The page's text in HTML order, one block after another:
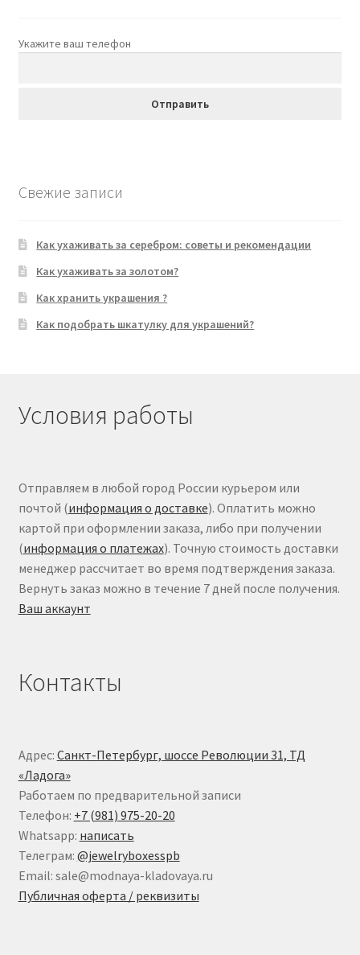
Укажите ваш телефон
Свежие записи
Как ухаживать за серебром: советы и рекомендации
Как ухаживать за золотом?
Как хранить украшения ?
Как подобрать шкатулку для украшений?
Условия работы
Отправляем в любой город России курьером или
почтой (информация о доставке). Оплатить можно
картой при оформлении заказа, либо при получении
(информация о платежах). Точную стоимость доставки
менеджер рассчитает во время подтверждения заказа.
Вернуть заказ можно в течение 7 дней после получения.
Ваш аккаунт
Контакты
Адрес: Санкт-Петербург, шоссе Революции 31, ТД
«Ладога»
Работаем по предварительной записи
Телефон: +7 (981) 975-20-20
Whatsapp: написать
Телеграм: @jewelryboxesspb
Email: sale@modnaya-kladovaya.ru
Публичная оферта / реквизиты